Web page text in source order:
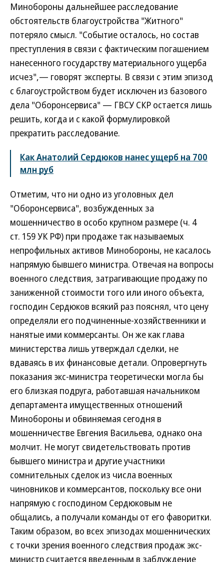
Минобороны дальнейшее расследование
обстоятельств благоустройства "Житного"
потеряло смысл. "Событие осталось, но состав
преступления в связи с фактическим погашением
нанесенного государству материального ущерба
исчез",— говорят эксперты. В связи с этим эпизод
с благоустройством будет исключен из базового
дела "Оборонсервиса" — ГВСУ СКР остается лишь
решить, когда и с какой формулировкой
прекратить расследование.
Как Анатолий Сердюков нанес ущерб на 700
млн руб
Отметим, что ни одно из уголовных дел
"Оборонсервиса", возбужденных за
мошенничество в особо крупном размере (ч. 4
ст. 159 УК РФ) при продаже так называемых
непрофильных активов Минобороны, не касалось
напрямую бывшего министра. Отвечая на вопросы
военного следствия, затрагивающие продажу по
заниженной стоимости того или иного объекта,
господин Сердюков всякий раз пояснял, что цену
определяли его подчиненные-хозяйственники и
нанятые ими коммерсанты. Он же как глава
министерства лишь утверждал сделки, не
вдаваясь в их финансовые детали. Опровергнуть
показания экс-министра теоретически могла бы
его близкая подруга, работавшая начальником
департамента имущественных отношений
Минобороны и обвиняемая сегодня в
мошенничестве Евгения Васильева, однако она
молчит. Не могут свидетельствовать против
бывшего министра и другие участники
сомнительных сделок из числа военных
чиновников и коммерсантов, поскольку все они
напрямую с господином Сердюковым не
общались, а получали команды от его фаворитки.
Таким образом, во всех эпизодах мошеннических
с точки зрения военного следствия продаж экс-
министр считается введенным в заблуждение